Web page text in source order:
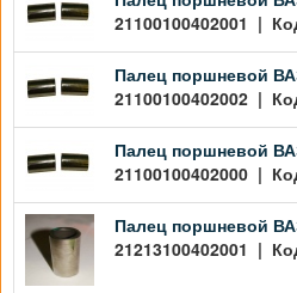
21100100402001 |
Палец поршневой
21100100402002 |
Палец поршневой
21100100402000 |
Палец поршневой
21213100402001 |